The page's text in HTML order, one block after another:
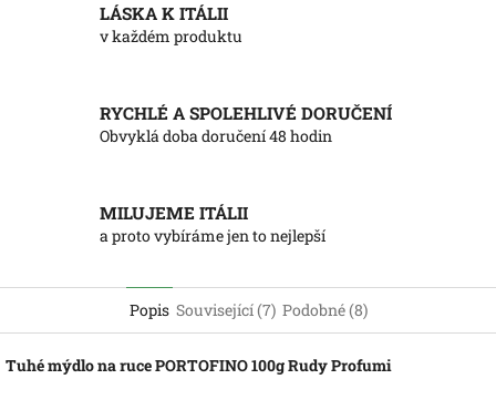
LÁSKA K ITÁLII
v každém produktu
RYCHLÉ A SPOLEHLIVÉ DORUČENÍ
Obvyklá doba doručení 48 hodin
MILUJEME ITÁLII
a proto vybíráme jen to nejlepší
Popis Související (7) Podobné (8)
Tuhé mýdlo na ruce PORTOFINO 100g Rudy Profumi